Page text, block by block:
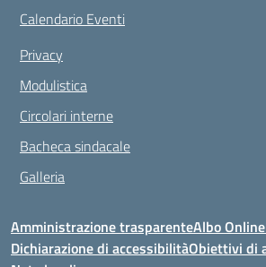
Calendario Eventi
Privacy
Modulistica
Circolari interne
Bacheca sindacale
Galleria
Amministrazione trasparenteAlbo Online
Dichiarazione di accessibilitàObiettivi di